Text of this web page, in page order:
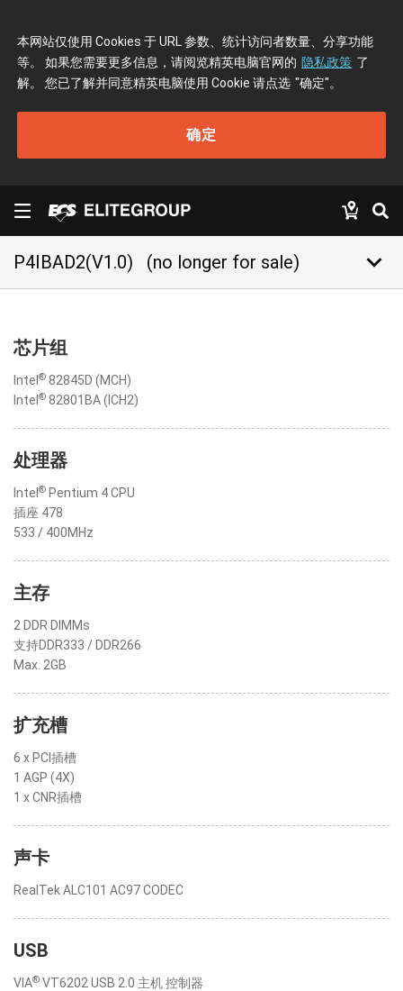
本网站仅使用 Cookies 于 URL 参数、统计访问者数量、分享功能
等。 如果您需要更多信息，请阅览精英电脑官网的 隐私政策 了
解。 您已了解并同意精英电脑使用 Cookie 请点选 "确定"。
确定
P4IBAD2(V1.0) (no longer for sale) keyboard_arrow_down
芯片组
Intel ® 82845D (MCH)
Intel ® 82801BA (ICH2)
处理器
Intel ® Pentium 4 CPU
插座 478
533 / 400MHz
主存
2 DDR DIMMs
支持DDR333 / DDR266
Max. 2GB
扩充槽
6 x PCI插槽
1 AGP (4X)
1 x CNR插槽
声卡
RealTek ALC101 AC97 CODEC
USB
VIA® VT6202 USB 2.0 主机 控制器